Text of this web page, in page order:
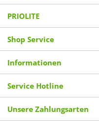
PRIOLITE
Shop Service
Informationen
Service Hotline
Unsere Zahlungsarten